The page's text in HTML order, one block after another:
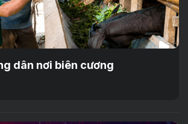
dân nơi biên cương